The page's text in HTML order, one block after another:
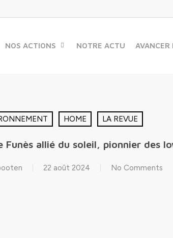
NOS ACTIONS NOTRE ACTU AVANCER
HOME LA REVUE
Funès allié du soleil, pionnier des
22 août 2024 No Comments